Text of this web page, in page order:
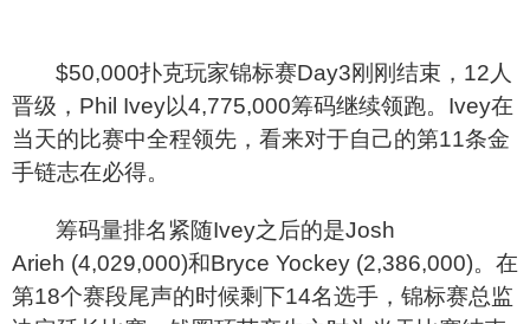
$50,000扑克玩家锦标赛Day3刚刚结束，12人
晋级，Phil Ivey以4,775,000筹码继续领跑。Ivey在
当天的比赛中全程领先，看来对于自己的第11条金
手链志在必得。
筹码量排名紧随Ivey之后的是Josh
Arieh (4,029,000)和Bryce Yockey (2,386,000)。在
第18个赛段尾声的时候剩下14名选手，锦标赛总监